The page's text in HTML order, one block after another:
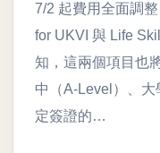
7/2 起費用全面調
for UKVI 與 Life
知，這兩個項目也
中（A-Level）、
定簽證的…